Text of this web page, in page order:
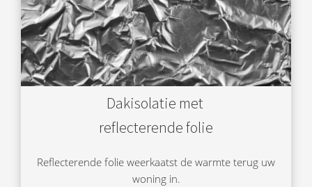
Dakisolatie met
reflecterende folie
Reflecterende folie weerkaatst de warmte terug uw
woning in.